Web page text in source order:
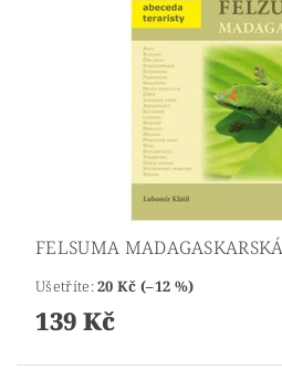
FELSUMA
Ušetříte:20 Kč (–12 %)
139 Kč